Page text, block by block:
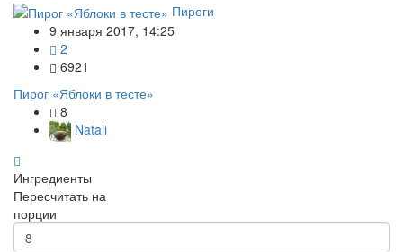
Пироги
9 января 2017, 14:25
2
6921
Пирог «Яблоки в тесте»
8
Natali
Ингредиенты
Пересчитать на
порции